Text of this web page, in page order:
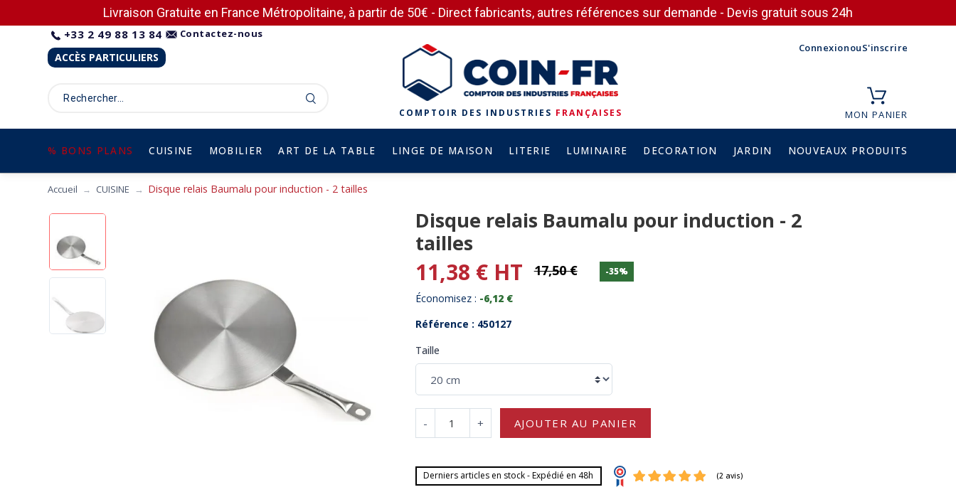
Livraison Gratuite en France Métropolitaine, à partir de 50€ - Direct fabricants, autres références sur demande - Devis gratuit sous 24h
+33 2 49 88 13 84 Contactez-nous
ACCÈS PARTICULIERS
ConnexionouS'inscrire
COMPTOIR DES INDUSTRIES FRANÇAISES MON PANIER
% BONS PLANS CUISINE MOBILIER ART DE LA TABLE LINGE DE MAISON LITERIE LUMINAIRE DECORATION JARDIN NOUVEAUX PRODUITS
Accueil CUISINE Disque relais Baumalu pour induction - 2 tailles
Disque relais Baumalu pour induction - 2
tailles
11,38 € HT 17,50 € -35%
Économisez : -6,12 €
Référence : 450127
Taille
- + AJOUTER AU PANIER
Derniers articles en stock - Expédié en 48h